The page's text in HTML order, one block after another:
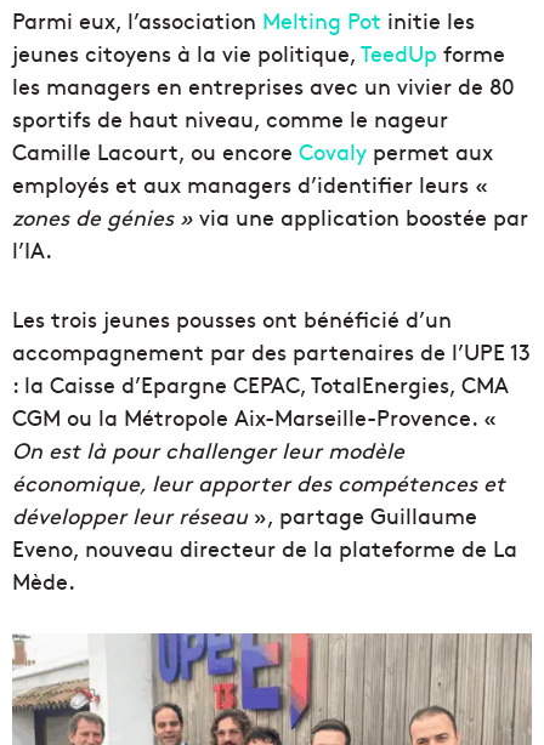
Parmi eux, l’association Melting Pot initie les
jeunes citoyens à la vie politique, TeedUp forme
les managers en entreprises avec un vivier de 80
sportifs de haut niveau, comme le nageur
Camille Lacourt, ou encore Covaly permet aux
employés et aux managers d’identifier leurs «
zones de génies » via une application boostée par
l’IA.
Les trois jeunes pousses ont bénéficié d’un
accompagnement par des partenaires de l’UPE 13
: la Caisse d’Epargne CEPAC, TotalEnergies, CMA
CGM ou la Métropole Aix-Marseille-Provence. «
On est là pour challenger leur modèle
économique, leur apporter des compétences et
développer leur réseau», partage Guillaume
Eveno, nouveau directeur de la plateforme de La
Mède.